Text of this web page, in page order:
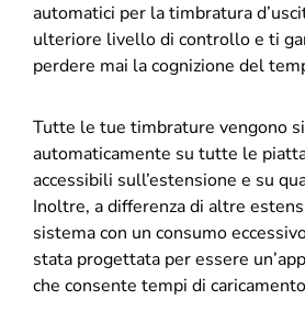
automatici per la timbratura
ulteriore livello di controllo e ti
perdere mai la cognizione del
Tutte le tue timbrature vengono
automaticamente su tutte le
accessibili sull’estensione e su
Inoltre, a differenza di altre
sistema con un consumo
stata progettata per essere
che consente tempi di